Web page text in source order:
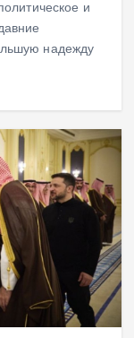
и
надежду